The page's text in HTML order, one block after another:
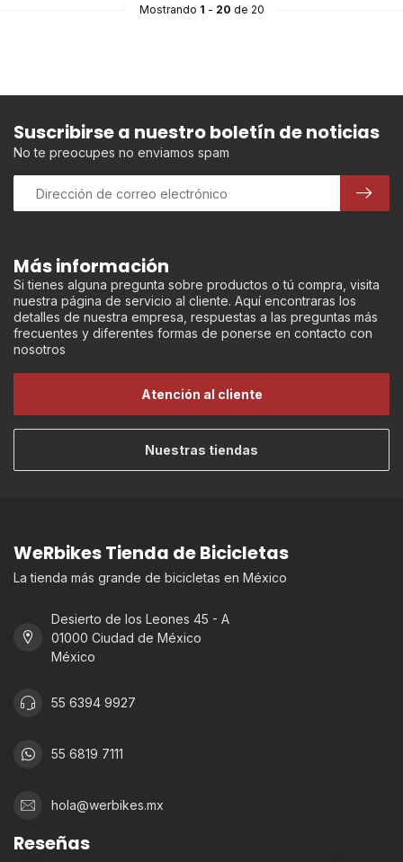
Mostrando 1 - 20 de 20
Más información
Si tienes alguna pregunta sobre productos o tú compra, visita
nuestra página de servicio al cliente. Aquí encontraras los
detalles de nuestra empresa, respuestas a las preguntas más
frecuentes y diferentes formas de ponerse en contacto con
nosotros
Atención al cliente
Nuestras tiendas
Suscribirse a nuestro boletín de noticias
No te preocupes no enviamos spam
WeRbikes Tienda de Bicicletas
La tienda más grande de bicicletas en México
Desierto de los Leones 45 - A
01000 Ciudad de México
México
55 6394 9927
55 6819 7111
hola@werbikes.mx
Reseñas